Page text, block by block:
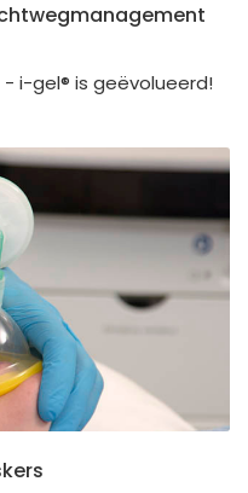
i-gel® is geëvolueerd!